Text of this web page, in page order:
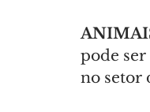
pode
no setor